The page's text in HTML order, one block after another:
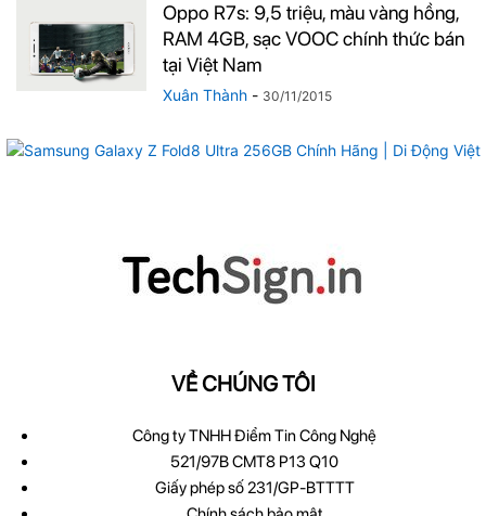
Oppo R7s: 9,5 triệu, màu vàng hồng,
RAM 4GB, sạc VOOC chính thức bán
tại Việt Nam
Xuân Thành - 30/11/2015
VỀ CHÚNG TÔI
Công ty TNHH Điểm Tin Công Nghệ
521/97B CMT8 P13 Q10
Giấy phép số 231/GP-BTTTT